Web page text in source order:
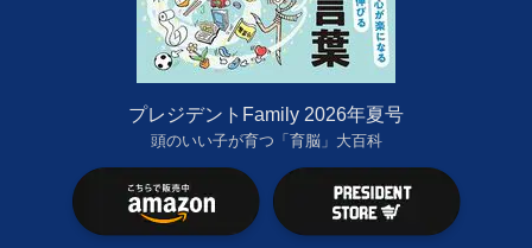
プレジデントFamily 2026年夏号
頭のいい子が育つ「育脳」大百科